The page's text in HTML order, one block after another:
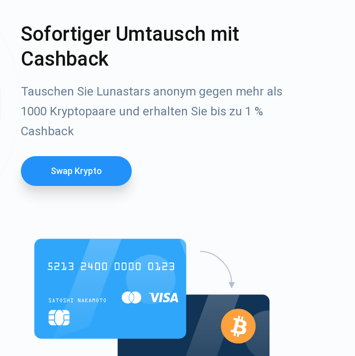
Sofortiger Umtausch mit
Cashback
Tauschen Sie Lunastars anonym gegen mehr als
1000 Kryptopaare und erhalten Sie bis zu 1 %
Cashback
Swap Krypto